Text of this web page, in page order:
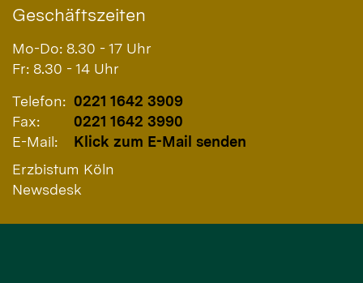
Geschäftszeiten
Mo-Do: 8.30 - 17 Uhr
Fr: 8.30 - 14 Uhr
Telefon: 0221 1642 3909
Fax:
0221 1642 3990
E-Mail:
Klick zum E-Mail senden
Erzbistum Köln
Newsdesk